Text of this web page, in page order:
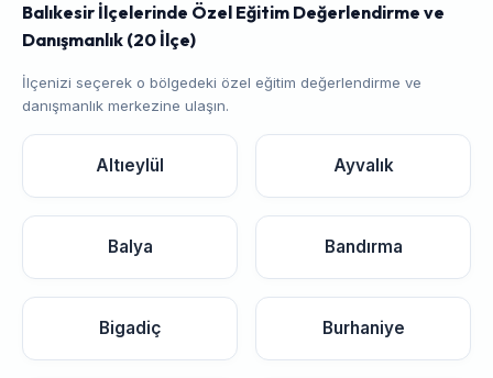
Balıkesir İlçelerinde Özel Eğitim Değerlendirme ve
Danışmanlık (20 İlçe)
İlçenizi seçerek o bölgedeki özel eğitim değerlendirme ve
danışmanlık merkezine ulaşın.
Altıeylül Ayvalık
Balya Bandırma
Bigadiç Burhaniye